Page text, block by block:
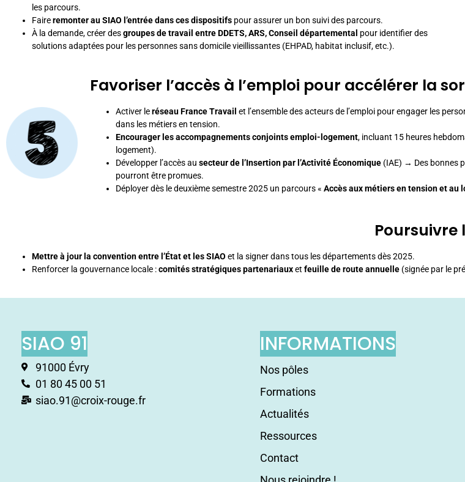
les parcours.
Faireremonter au SIAO l’entrée dans ces dispositifs pour assurer un bon suivi des parcours.
À la demande, créer desgroupes de travail entre DDETS, ARS, Conseil départemental pour identifier des
solutions adaptées pour les personnes sans domicile vieillissantes (EHPAD, habitat inclusif, etc.).
Favoriser l’accès à l’emploi pour accélérer la
Activer leréseau France Travail et l’ensemble des acteurs de l’emploi pour engager les
dans les métiers en tension.
Encourager les accompagnements conjoints emploi-logement, incluant 15 heures
logement).
Développer l’accès au secteur de l’Insertion par l’Activité Économique(IAE) → Des bonnes
pourront être promues.
Déployer dès le deuxième semestre 2025 un parcours « Accès aux métiers en tension et au
Poursuivre
Mettre à jour la convention entre l’État et les SIAO et la signer dans tous les départements dès 2025.
Renforcer la gouvernance locale :comités stratégiques partenariauxet feuille de route annuelle (signée par le
SIAO 91
91000 Évry
01 80 45 00 51
siao.91@croix-rouge.fr
INFORMATIONS
Nos pôles
Formations
Actualités
Ressources
Contact